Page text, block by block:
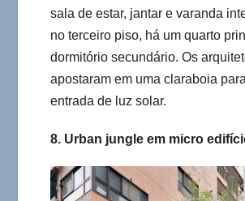
sala de estar, jantar e varanda
no terceiro piso, há um quarto
dormitório secundário. Os
apostaram em uma claraboia
entrada de luz solar.
8. Urban jungle em micro